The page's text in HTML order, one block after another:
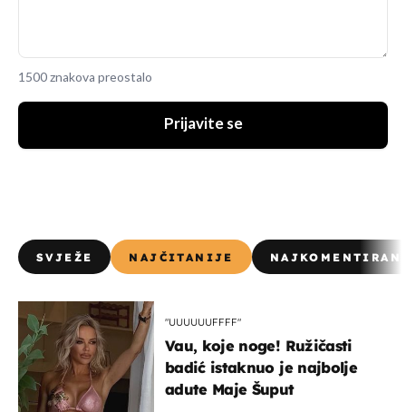
1500 znakova preostalo
Prijavite se
SVJEŽE NAJČITANIJE
"UUUUUUFFFF"
Vau, koje noge! Ružičasti
badić istaknuo je najbolje
adute Maje Šuput